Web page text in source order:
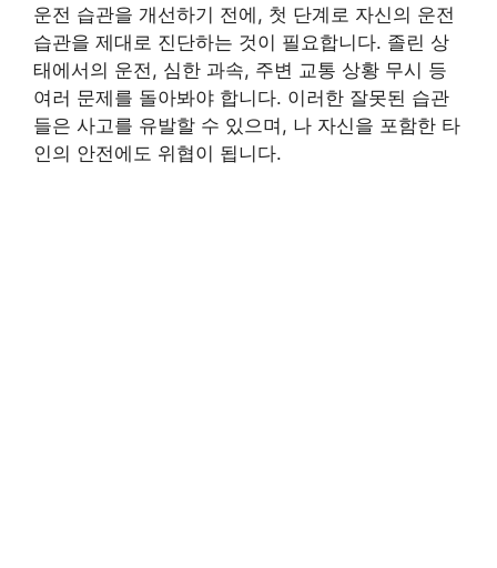
운전 습관을 개선하기 전에, 첫 단계로 자신의 운전
습관을 제대로 진단하는 것이 필요합니다. 졸린 상
태에서의 운전, 심한 과속, 주변 교통 상황 무시 등
여러 문제를 돌아봐야 합니다. 이러한 잘못된 습관
들은 사고를 유발할 수 있으며, 나 자신을 포함한 타
인의 안전에도 위협이 됩니다.